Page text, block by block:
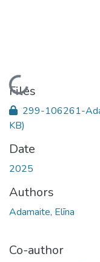
Loading...
Files
299-106261-
KB)
Date
2025
Authors
Adamaite, Elīna
Co-author